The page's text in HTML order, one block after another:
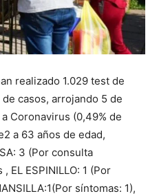
La
Verdad
es
realizado 1.029 test de
casos, arrojando 5 de
Coronavirus (0,49% de
a 63 años de edad,
3 (Por consulta
EL ESPINILLO: 1 (Por
síntomas: 1),